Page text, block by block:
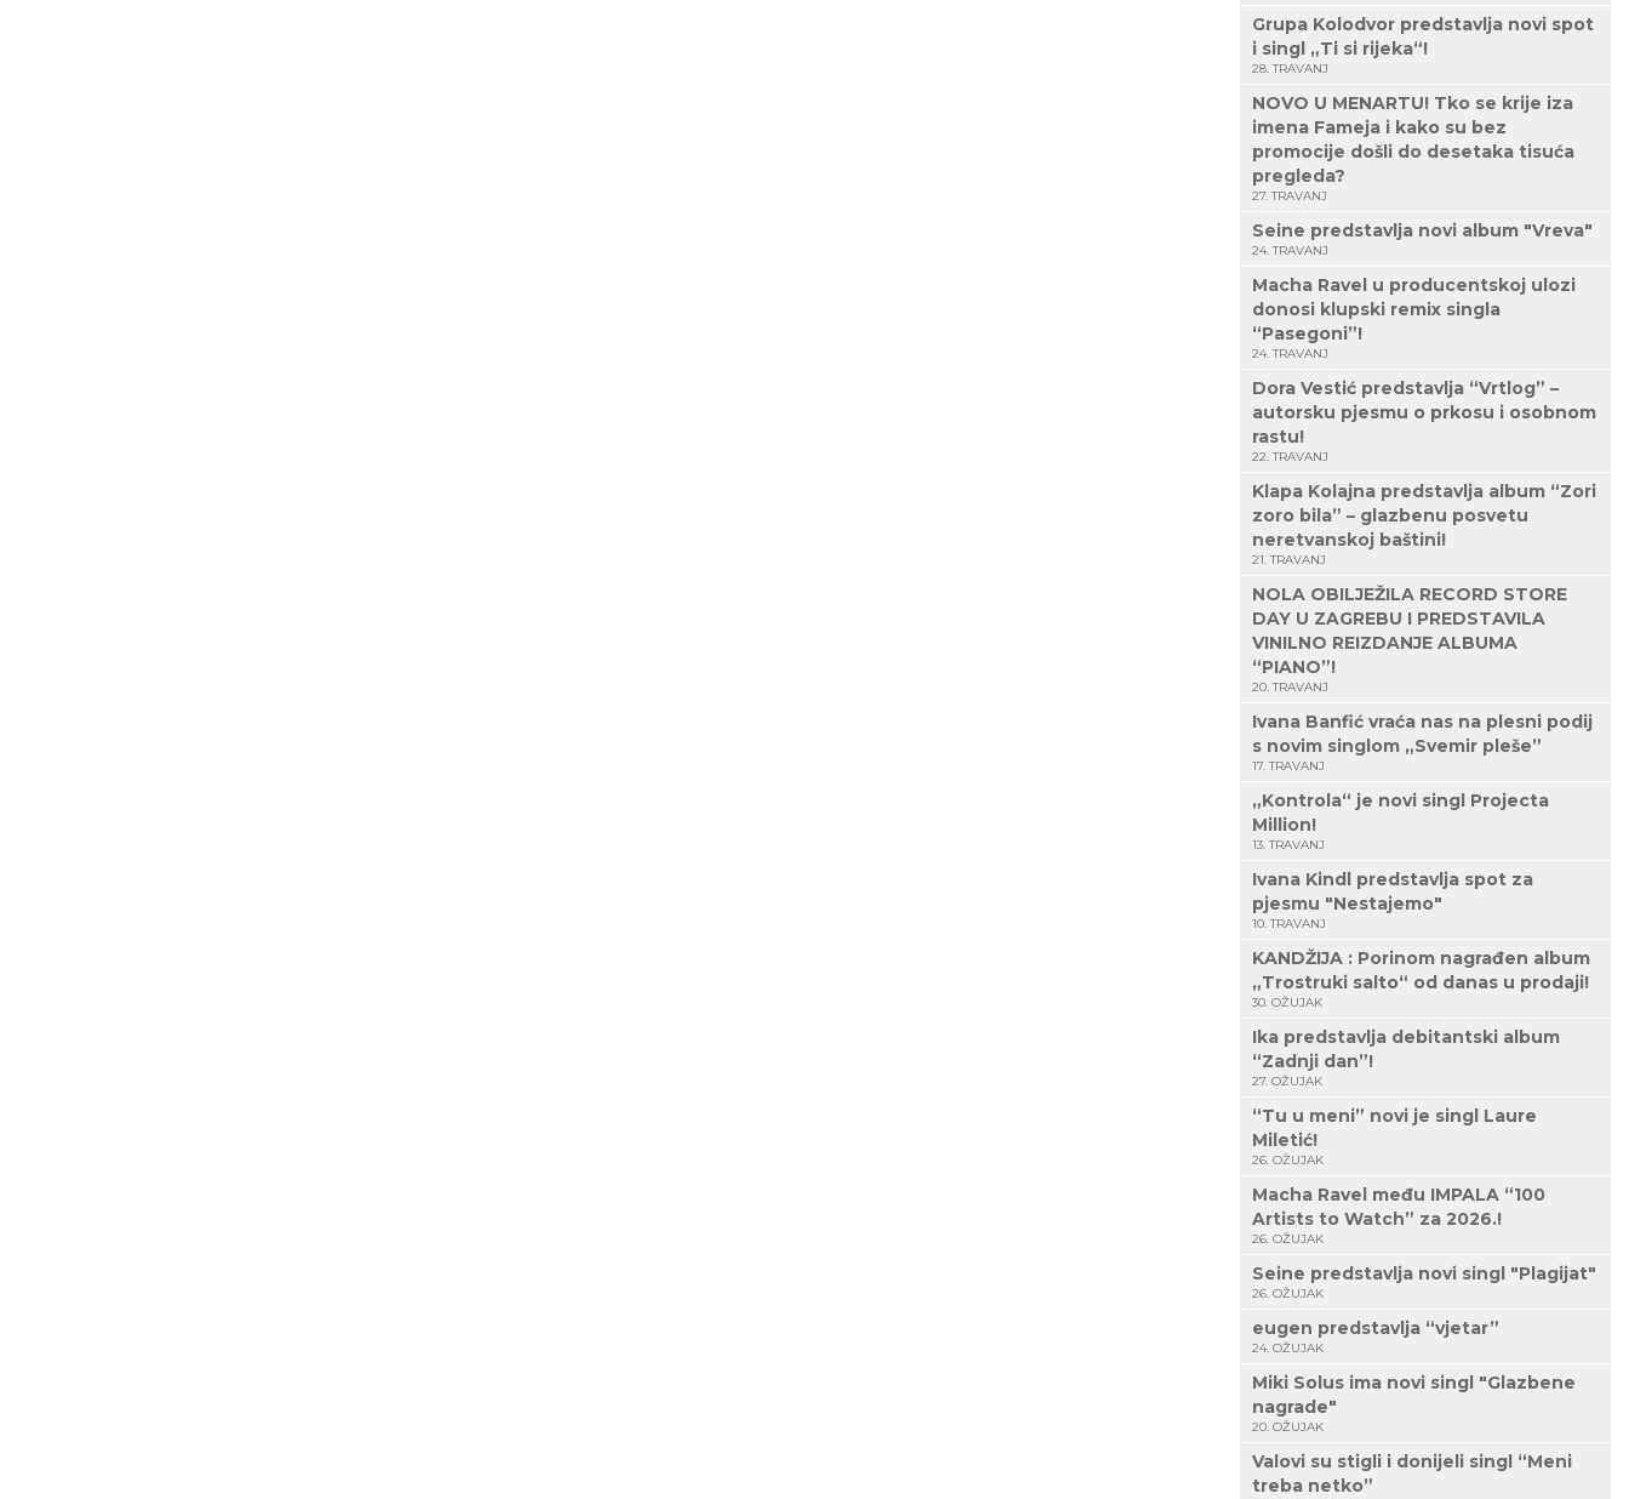
Grupa Kolodvor predstavlja novi spot
i singl „Ti si rijeka“!
28. TRAVANJ
NOVO U MENARTU! Tko se krije iza
imena Fameja i kako su bez
promocije došli do desetaka tisuća
pregleda?
27. TRAVANJ
Seine predstavlja novi album "Vreva"
24. TRAVANJ
Macha Ravel u producentskoj ulozi
donosi klupski remix singla
“Pasegoni”!
24. TRAVANJ
Dora Vestić predstavlja “Vrtlog” –
autorsku pjesmu o prkosu i osobnom
rastu!
22. TRAVANJ
Klapa Kolajna predstavlja album “Zori
zoro bila” – glazbenu posvetu
neretvanskoj baštini!
21. TRAVANJ
NOLA OBILJEŽILA RECORD STORE
DAY U ZAGREBU I PREDSTAVILA
VINILNO REIZDANJE ALBUMA
“PIANO”!
20. TRAVANJ
Ivana Banfić vraća nas na plesni podij
s novim singlom „Svemir pleše”
17. TRAVANJ
„Kontrola“ je novi singl Projecta
Million!
13. TRAVANJ
Ivana Kindl predstavlja spot za
pjesmu "Nestajemo"
10. TRAVANJ
KANDŽIJA : Porinom nagrađen album
„Trostruki salto“ od danas u prodaji!
30. OŽUJAK
Ika predstavlja debitantski album
“Zadnji dan”!
27. OŽUJAK
“Tu u meni” novi je singl Laure
Miletić!
26. OŽUJAK
Macha Ravel među IMPALA “100
Artists to Watch” za 2026.!
26. OŽUJAK
Seine predstavlja novi singl "Plagijat"
26. OŽUJAK
eugen predstavlja “vjetar”
24. OŽUJAK
Miki Solus ima novi singl "Glazbene
nagrade"
20. OŽUJAK
Valovi su stigli i donijeli singl “Meni
treba netko”